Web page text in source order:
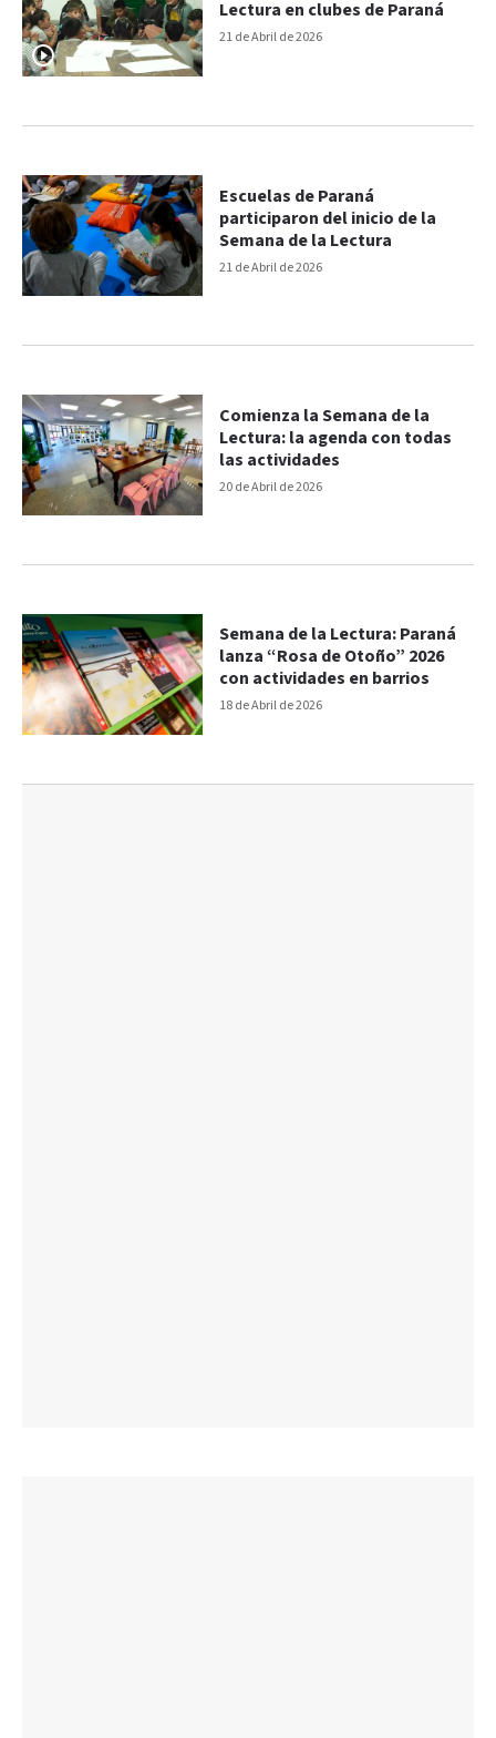
21 de Abril de 2026
Lectura en clubes de Paraná
21 de Abril de 2026
Escuelas de Paraná
participaron del inicio de la
Semana de la Lectura
20 de Abril de 2026
Comienza la Semana de la
Lectura: la agenda con todas
las actividades
18 de Abril de 2026
Semana de la Lectura: Paraná
lanza “Rosa de Otoño” 2026
con actividades en barrios